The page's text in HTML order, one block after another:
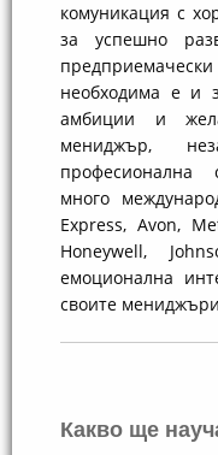
комуникация с
за успешно
необходима е и
амбиции и
мениджър,
професионална
много
Express, Avon,
Honeywell,
емоционална
своите
Какво ще